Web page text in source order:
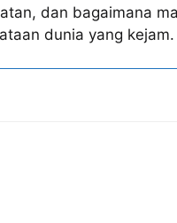
dan bagaimana
dunia yang kejam.